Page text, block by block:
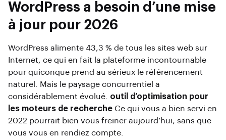
WordPress a besoin d’une mise
à jour pour 2026
WordPress alimente 43,3 % de tous les sites web sur
Internet, ce qui en fait la plateforme incontournable
pour quiconque prend au sérieux le référencement
naturel. Mais le paysage concurrentiel a
considérablement évolué. outil d’optimisation pour
les moteurs de recherche Ce qui vous a bien servi en
2022 pourrait bien vous freiner aujourd’hui, sans que
vous vous en rendiez compte.